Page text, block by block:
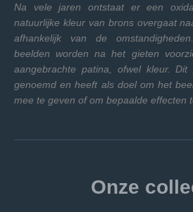
Na vele jaren ontstaat er een
natuurlijke kleur van brons overgaat
afhankelijk van de
beelden worden na het gieten
aangebrachte patina, ofwel kleur. Dit
genoemd en heeft als doel om het
mee te geven of om bepaalde effecten
Onze